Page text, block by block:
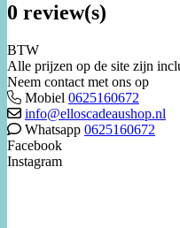
0 review(s)
BTW
Alle prijzen op de site zijn
Neem contact met ons op
Mobiel 0625160672
info@elloscadeaushop.nl
Whatsapp 0625160672
Facebook
Instagram